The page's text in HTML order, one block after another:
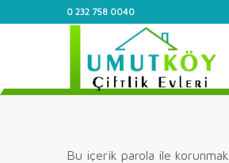
0 232 758 0040
Bu içerik parola ile